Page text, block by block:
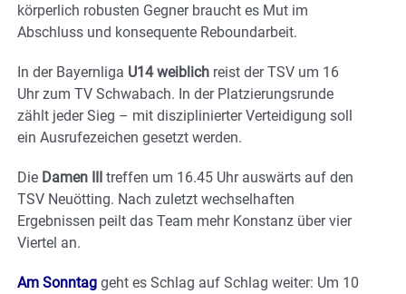
körperlich robusten Gegner braucht es Mut im
Abschluss und konsequente Reboundarbeit.
In der Bayernliga U14 weiblich reist der TSV um 16
Uhr zum TV Schwabach. In der Platzierungsrunde
zählt jeder Sieg – mit disziplinierter Verteidigung soll
ein Ausrufezeichen gesetzt werden.
Die Damen III treffen um 16.45 Uhr auswärts auf den
TSV Neuötting. Nach zuletzt wechselhaften
Ergebnissen peilt das Team mehr Konstanz über vier
Viertel an.
Am Sonntag geht es Schlag auf Schlag weiter: Um 10